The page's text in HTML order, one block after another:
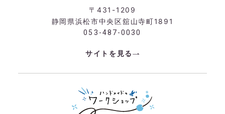
〒431-1209
静岡県浜松市中央区舘山寺町1891
053-487-0030
サイトを見る